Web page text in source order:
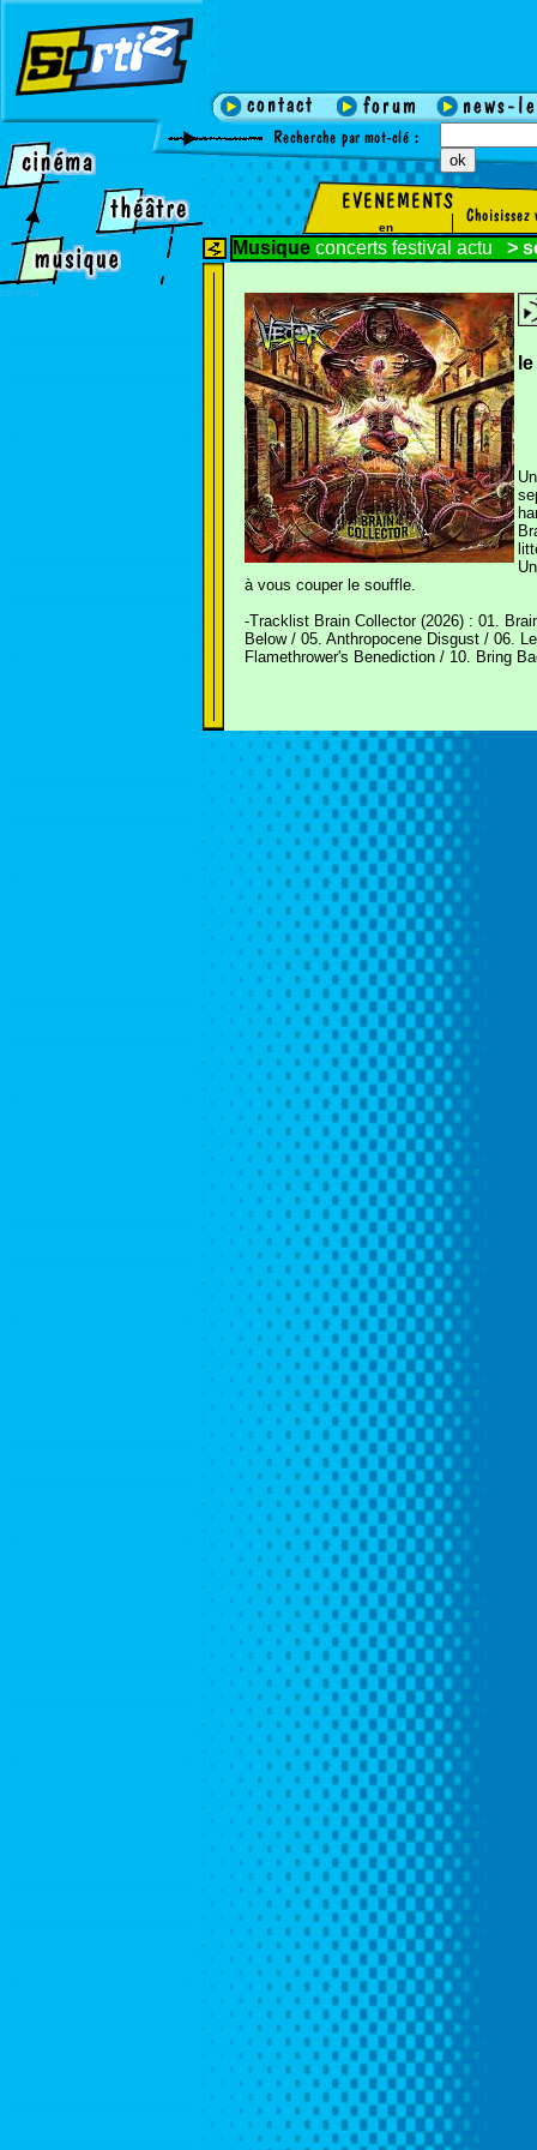
en
cinema
Musique concerts festival actu >
à vous couper le souffle.
-Tracklist Brain Collector (2026) : 01.
Below / 05. Anthropocene Disgust / 06.
Flamethrower's Benediction / 10. Bring